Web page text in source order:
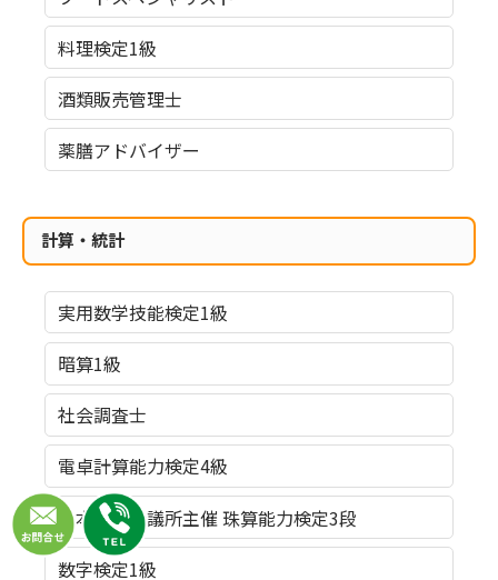
料理検定1級
酒類販売管理士
薬膳アドバイザー
計算・統計
実用数学技能検定1級
暗算1級
社会調査士
電卓計算能力検定4級
日本商工会議所主催 珠算能力検定3段
数字検定1級